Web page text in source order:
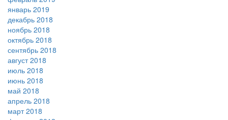
январь 2019
декабрь 2018
ноябрь 2018
октябрь 2018
сентябрь 2018
август 2018
июль 2018
июнь 2018
май 2018
апрель 2018
март 2018